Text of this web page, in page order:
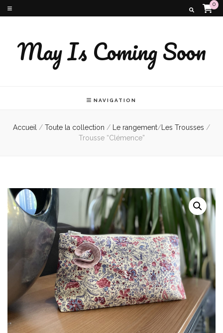
0
May Is Coming Soon
NAVIGATION
Accueil / Toute la collection / Le rangement/ Les Trousses /
Trousse “Clémence”